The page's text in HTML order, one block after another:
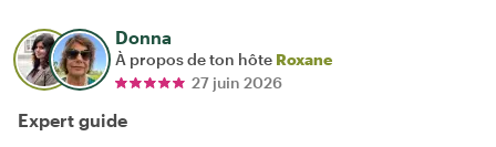
Donna
À propos de ton hôte Roxane
27 juin 2026
Expert guide